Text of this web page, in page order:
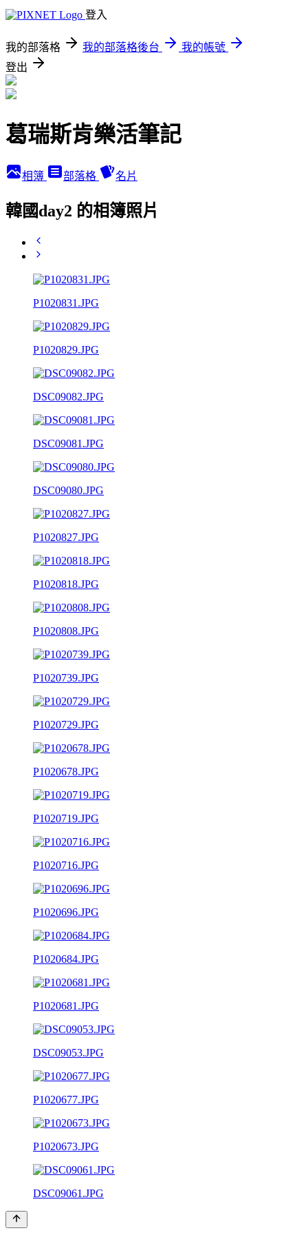
登入
我的部落格 我的部落格後台
我的帳號
登出
葛瑞斯肯樂活筆記
相簿 部落格 名片
韓國day2 的相簿照片
P1020831.JPG
P1020829.JPG
DSC09082.JPG
DSC09081.JPG
DSC09080.JPG
P1020827.JPG
P1020818.JPG
P1020808.JPG
P1020739.JPG
P1020729.JPG
P1020678.JPG
P1020719.JPG
P1020716.JPG
P1020696.JPG
P1020684.JPG
P1020681.JPG
DSC09053.JPG
P1020677.JPG
P1020673.JPG
DSC09061.JPG